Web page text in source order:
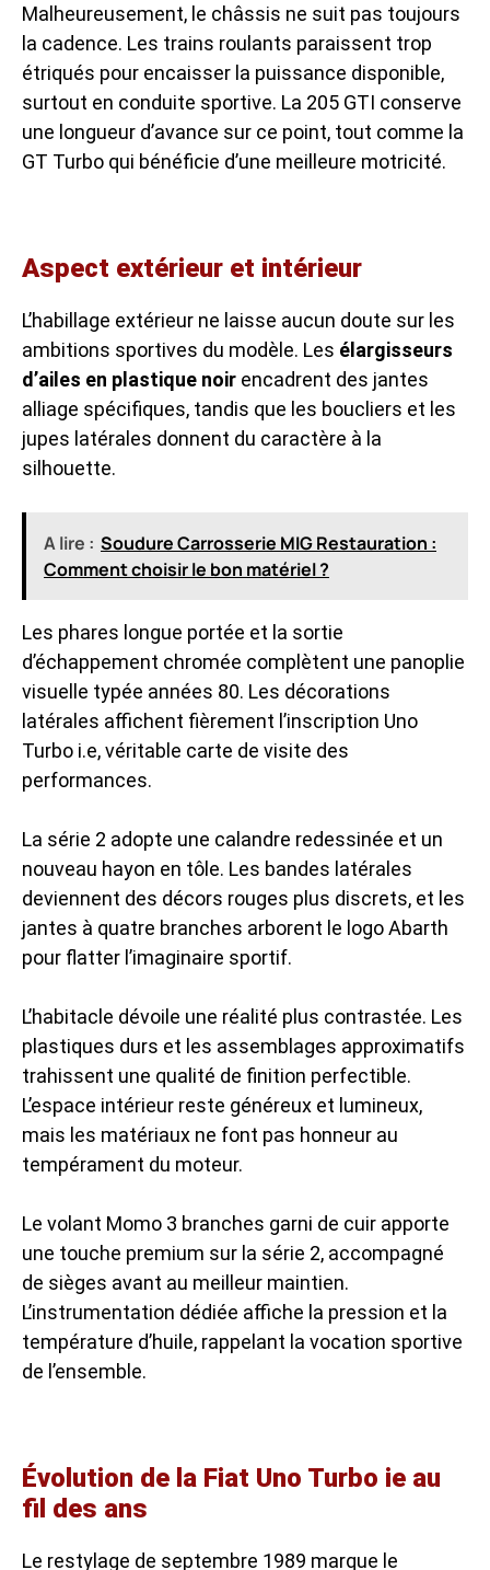
Malheureusement, le châssis ne suit pas toujours
la cadence. Les trains roulants paraissent trop
étriqués pour encaisser la puissance disponible,
surtout en conduite sportive. La 205 GTI conserve
une longueur d’avance sur ce point, tout comme la
GT Turbo qui bénéficie d’une meilleure motricité.
Aspect extérieur et intérieur
L’habillage extérieur ne laisse aucun doute sur les
ambitions sportives du modèle. Les élargisseurs
d’ailes en plastique noir encadrent des jantes
alliage spécifiques, tandis que les boucliers et les
jupes latérales donnent du caractère à la
silhouette.
A lire : Soudure Carrosserie MIG Restauration :
Comment choisir le bon matériel ?
Les phares longue portée et la sortie
d’échappement chromée complètent une panoplie
visuelle typée années 80. Les décorations
latérales affichent fièrement l’inscription Uno
Turbo i.e, véritable carte de visite des
performances.
La série 2 adopte une calandre redessinée et un
nouveau hayon en tôle. Les bandes latérales
deviennent des décors rouges plus discrets, et les
jantes à quatre branches arborent le logo Abarth
pour flatter l’imaginaire sportif.
L’habitacle dévoile une réalité plus contrastée. Les
plastiques durs et les assemblages approximatifs
trahissent une qualité de finition perfectible.
L’espace intérieur reste généreux et lumineux,
mais les matériaux ne font pas honneur au
tempérament du moteur.
Le volant Momo 3 branches garni de cuir apporte
une touche premium sur la série 2, accompagné
de sièges avant au meilleur maintien.
L’instrumentation dédiée affiche la pression et la
température d’huile, rappelant la vocation sportive
de l’ensemble.
Évolution de la Fiat Uno Turbo ie au
fil des ans
Le restylage de septembre 1989 marque le